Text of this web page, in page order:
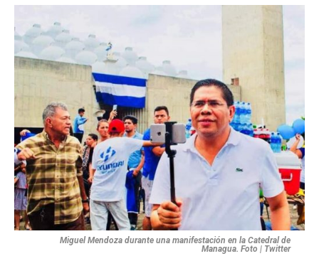
Miguel Mendoza durante una manifestación en la Catedral de
Managua. Foto | Twitter